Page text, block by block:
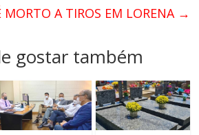
MORTO A TIROS EM LORENA →
gostar também